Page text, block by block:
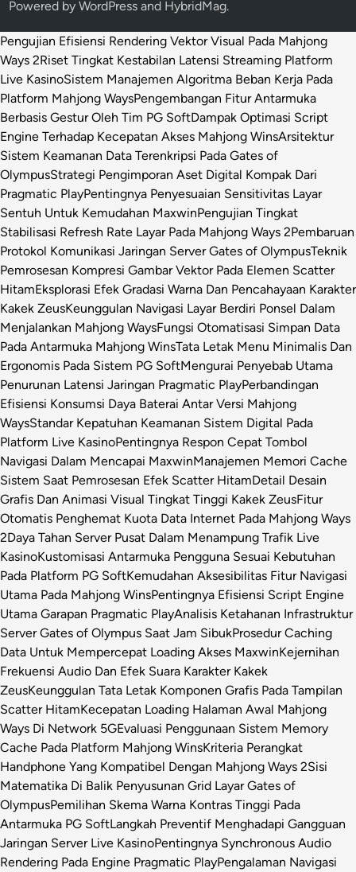
Powered byWordPress and HybridMag.
Pengujian Efisiensi Rendering Vektor Visual Pada Mahjong
Ways 2Riset Tingkat Kestabilan Latensi Streaming Platform
Live KasinoSistem Manajemen Algoritma Beban Kerja Pada
Platform Mahjong WaysPengembangan Fitur Antarmuka
Berbasis Gestur Oleh Tim PG SoftDampak Optimasi Script
Engine Terhadap Kecepatan Akses Mahjong WinsArsitektur
Sistem Keamanan Data Terenkripsi Pada Gates of
OlympusStrategi Pengimporan Aset Digital Kompak Dari
Pragmatic PlayPentingnya Penyesuaian Sensitivitas Layar
Sentuh Untuk Kemudahan MaxwinPengujian Tingkat
Stabilisasi Refresh Rate Layar Pada Mahjong Ways 2Pembaruan
Protokol Komunikasi Jaringan Server Gates of OlympusTeknik
Pemrosesan Kompresi Gambar Vektor Pada Elemen Scatter
HitamEksplorasi Efek Gradasi Warna Dan Pencahayaan Karakter
Kakek ZeusKeunggulan Navigasi Layar Berdiri Ponsel Dalam
Menjalankan Mahjong WaysFungsi Otomatisasi Simpan Data
Pada Antarmuka Mahjong WinsTata Letak Menu Minimalis Dan
Ergonomis Pada Sistem PG SoftMengurai Penyebab Utama
Penurunan Latensi Jaringan Pragmatic PlayPerbandingan
Efisiensi Konsumsi Daya Baterai Antar Versi Mahjong
WaysStandar Kepatuhan Keamanan Sistem Digital Pada
Platform Live KasinoPentingnya Respon Cepat Tombol
Navigasi Dalam Mencapai MaxwinManajemen Memori Cache
Sistem Saat Pemrosesan Efek Scatter HitamDetail Desain
Grafis Dan Animasi Visual Tingkat Tinggi Kakek ZeusFitur
Otomatis Penghemat Kuota Data Internet Pada Mahjong Ways
2Daya Tahan Server Pusat Dalam Menampung Trafik Live
KasinoKustomisasi Antarmuka Pengguna Sesuai Kebutuhan
Pada Platform PG SoftKemudahan Aksesibilitas Fitur Navigasi
Utama Pada Mahjong WinsPentingnya Efisiensi Script Engine
Utama Garapan Pragmatic PlayAnalisis Ketahanan Infrastruktur
Server Gates of Olympus Saat Jam SibukProsedur Caching
Data Untuk Mempercepat Loading Akses MaxwinKejernihan
Frekuensi Audio Dan Efek Suara Karakter Kakek
ZeusKeunggulan Tata Letak Komponen Grafis Pada Tampilan
Scatter HitamKecepatan Loading Halaman Awal Mahjong
Ways Di Network 5GEvaluasi Penggunaan Sistem Memory
Cache Pada Platform Mahjong WinsKriteria Perangkat
Handphone Yang Kompatibel Dengan Mahjong Ways 2Sisi
Matematika Di Balik Penyusunan Grid Layar Gates of
OlympusPemilihan Skema Warna Kontras Tinggi Pada
Antarmuka PG SoftLangkah Preventif Menghadapi Gangguan
Jaringan Server Live KasinoPentingnya Synchronous Audio
Rendering Pada Engine Pragmatic PlayPengalaman Navigasi